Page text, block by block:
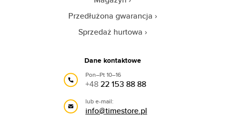
Przedłużona gwarancja
Sprzedaż hurtowa
Dane kontaktowe
Pon–Pt 10–16
+4822 153 88 88
lub e-mail:
info@timestore.pl